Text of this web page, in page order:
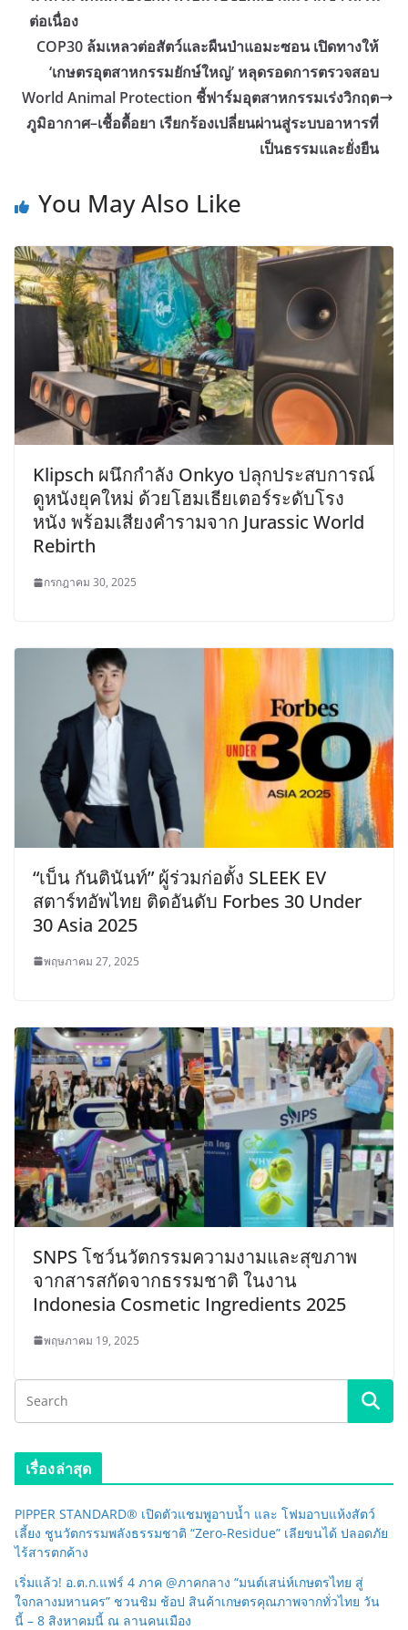
ต่อเนื่อง
COP30 ล้มเหลวต่อสัตว์และผืนป่าแอมะซอน เปิดทางให้
‘เกษตรอุตสาหกรรมยักษ์ใหญ่’ หลุดรอดการตรวจสอบ
World Animal Protection ชี้ฟาร์มอุตสาหกรรมเร่งวิกฤต
ภูมิอากาศ–เชื้อดื้อยา เรียกร้องเปลี่ยนผ่านสู่ระบบอาหารที่
เป็นธรรมและยั่งยืน
You May Also Like
Klipsch ผนึกกำลัง Onkyo ปลุกประสบการณ์
ดูหนังยุคใหม่ ด้วยโฮมเธียเตอร์ระดับโรง
หนัง พร้อมเสียงคำรามจาก Jurassic World
Rebirth
กรกฎาคม 30, 2025
“เบ็น กันตินันท์” ผู้ร่วมก่อตั้ง SLEEK EV
สตาร์ทอัพไทย ติดอันดับ Forbes 30 Under
30 Asia 2025
พฤษภาคม 27, 2025
SNPS โชว์นวัตกรรมความงามและสุขภาพ
จากสารสกัดจากธรรมชาติ ในงาน
Indonesia Cosmetic Ingredients 2025
พฤษภาคม 19, 2025
เรื่องล่าสุด
PIPPER STANDARD® เปิดตัวแชมพูอาบน้ำ และ โฟมอาบแห้งสัตว์
เลี้ยง ชูนวัตกรรมพลังธรรมชาติ “Zero-Residue” เลียขนได้ ปลอดภัย
ไร้สารตกค้าง
เริ่มแล้ว! อ.ต.ก.แฟร์ 4 ภาค @ภาคกลาง “มนต์เสน่ห์เกษตรไทย สู่
ใจกลางมหานคร” ชวนชิม ช้อป สินค้าเกษตรคุณภาพจากทั่วไทย วัน
นี้ – 8 สิงหาคมนี้ ณ ลานคนเมือง